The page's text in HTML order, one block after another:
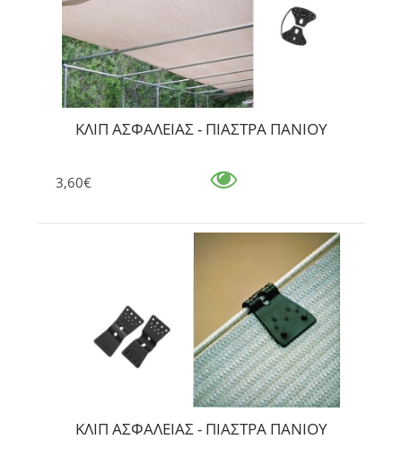
ΚΛΙΠ ΑΣΦΑΛΕΙΑΣ - ΠΙΑΣΤΡΑ ΠΑΝΙΟΥ
3,60€
ΚΛΙΠ ΑΣΦΑΛΕΙΑΣ - ΠΙΑΣΤΡΑ ΠΑΝΙΟΥ